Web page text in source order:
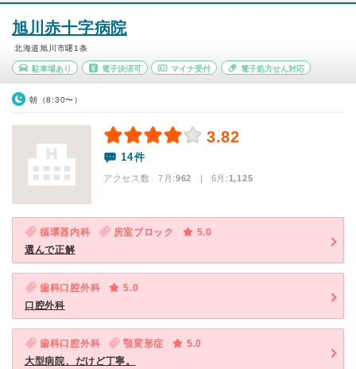
旭川赤十字病院
北海道旭川市曙1条
駐車場あり 電子決済可 マイナ受付 電子処方せん対応
朝（8:30〜）
3.82
14件
アクセス数 7月:962 | 6月:1,125
循環器内科 房室ブロック
5.0
選んで正解
歯科口腔外科
5.0
口腔外科
歯科口腔外科 顎変形症
5.0
大型病院、だけど丁寧。